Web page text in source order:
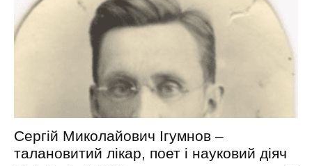
Сергій Миколайович Ігумнов –
талановитий лікар, поет і науковий діяч